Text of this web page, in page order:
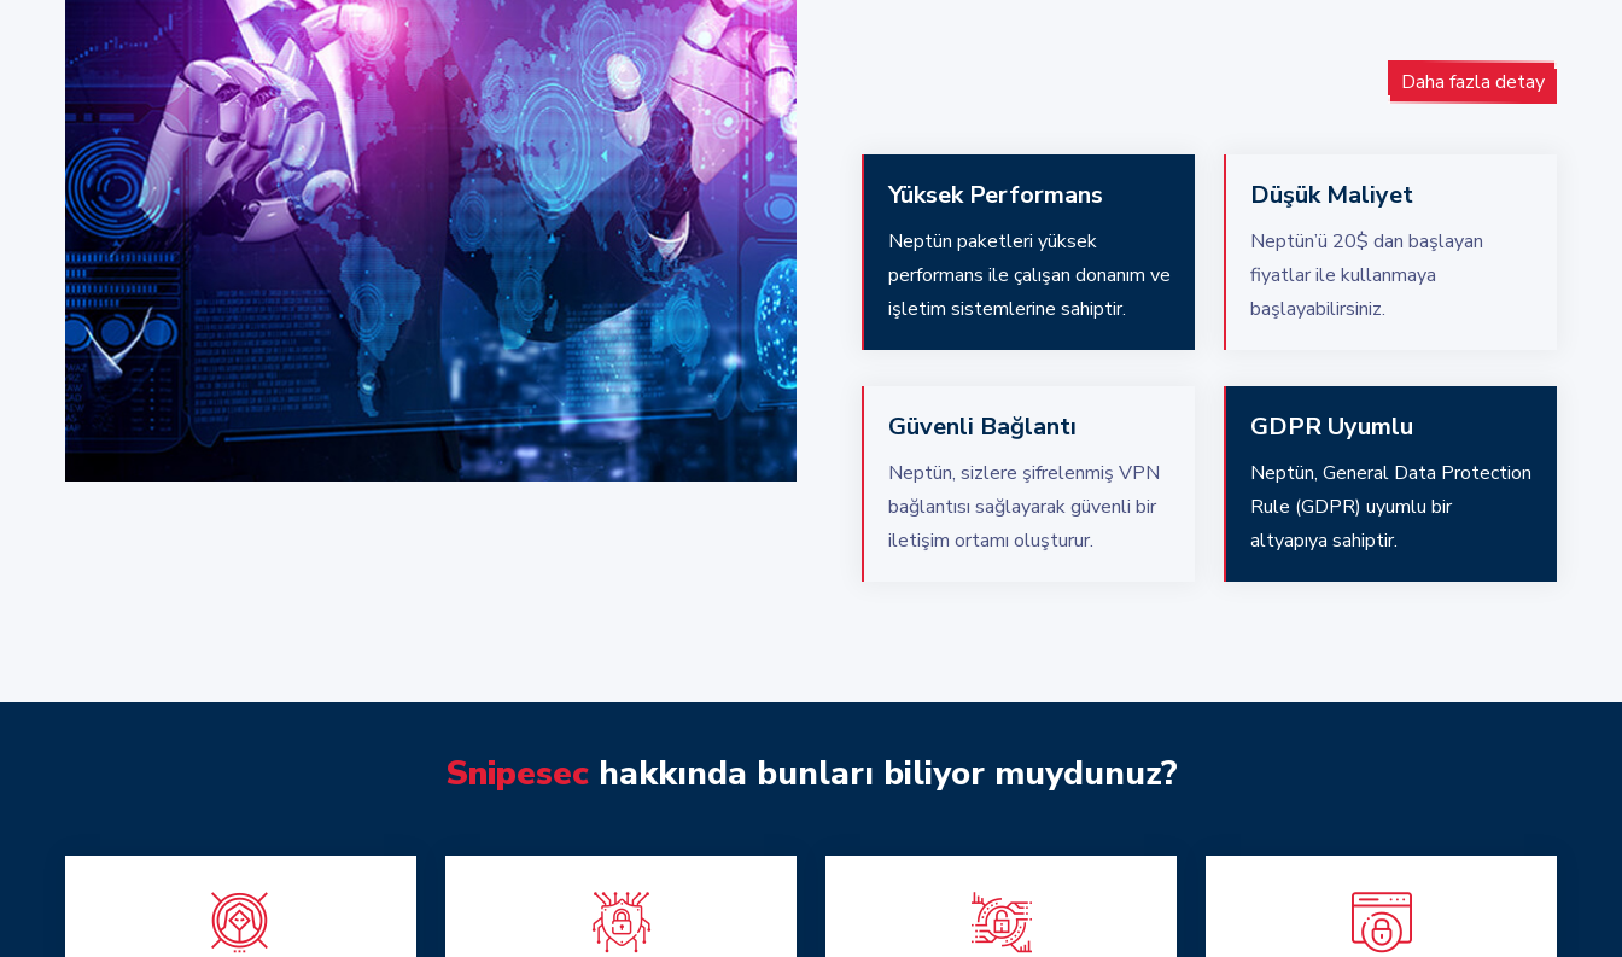
Daha fazla detay
Yüksek Performans
Neptün paketleri yüksek
performans ile çalışan donanım ve
işletim sistemlerine sahiptir.
Düşük Maliyet
Neptün’ü 20$ dan başlayan
fiyatlar ile kullanmaya
başlayabilirsiniz.
Güvenli Bağlantı
Neptün, sizlere şifrelenmiş VPN
bağlantısı sağlayarak güvenli bir
iletişim ortamı oluşturur.
GDPR Uyumlu
Neptün, General Data Protection
Rule (GDPR) uyumlu bir
altyapıya sahiptir.
Snipesec hakkında bunları biliyor muydunuz?